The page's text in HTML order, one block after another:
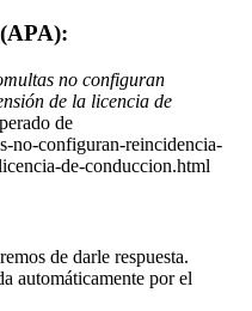
no configuran
de la licencia de
de
no-configuran-reincidencia-
de-conduccion.html
de darle respuesta.
automáticamente por el